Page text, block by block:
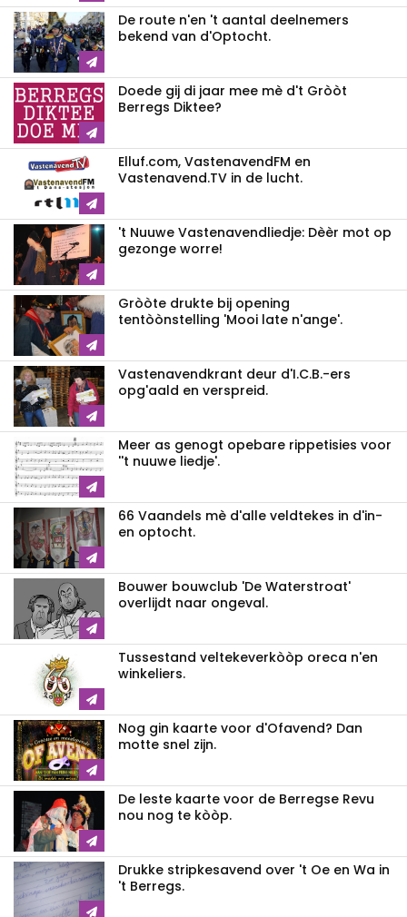
De route n'en 't aantal deelnemers
bekend van d'Optocht.
Doede gij di jaar mee mè d't Gròòt
Berregs Diktee?
Elluf.com, VastenavendFM en
Vastenavend.TV in de lucht.
't Nuuwe Vastenavendliedje: Dèèr mot op
gezonge worre!
Gròòte drukte bij opening
tentòònstelling 'Mooi late n'ange'.
Vastenavendkrant deur d'I.C.B.-ers
opg'aald en verspreid.
Meer as genogt opebare rippetisies voor
''t nuuwe liedje'.
66 Vaandels mè d'alle veldtekes in d'in-
en optocht.
Bouwer bouwclub 'De Waterstroat'
overlijdt naar ongeval.
Tussestand veltekeverkòòp oreca n'en
winkeliers.
Nog gin kaarte voor d'Ofavend? Dan
motte snel zijn.
De leste kaarte voor de Berregse Revu
nou nog te kòòp.
Drukke stripkesavend over 't Oe en Wa in
't Berregs.